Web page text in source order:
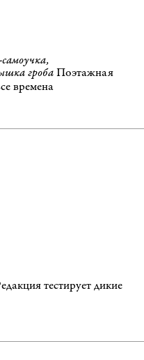
гробаПоэтажная
времена
тестирует дикие